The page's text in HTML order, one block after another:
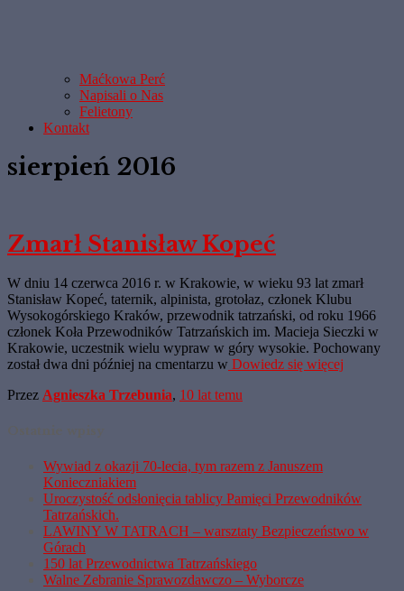
Maćkowa Perć
Napisali o Nas
Felietony
Kontakt
sierpień 2016
Zmarł Stanisław Kopeć
W dniu 14 czerwca 2016 r. w Krakowie, w wieku 93 lat zmarł
Stanisław Kopeć, taternik, alpinista, grotołaz, członek Klubu
Wysokogórskiego Kraków, przewodnik tatrzański, od roku 1966
członek Koła Przewodników Tatrzańskich im. Macieja Sieczki w
Krakowie, uczestnik wielu wypraw w góry wysokie. Pochowany
został dwa dni później na cmentarzu w Dowiedz się więcej
Przez Agnieszka Trzebunia, 10 lat temu
Wywiad z okazji 70-lecia, tym razem z Januszem
Konieczniakiem
Uroczystość odsłonięcia tablicy Pamięci Przewodników
Tatrzańskich.
LAWINY W TATRACH – warsztaty Bezpieczeństwo w
Górach
150 lat Przewodnictwa Tatrzańskiego
Walne Zebranie Sprawozdawczo – Wyborcze